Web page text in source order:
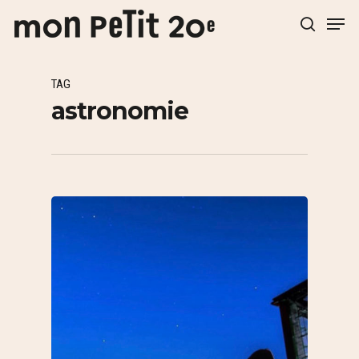
Hit enter to search or ESC to close
TAG
astronomie